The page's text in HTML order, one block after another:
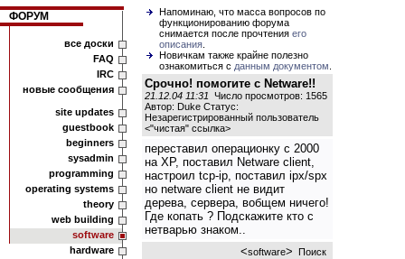
ФОРУМ
все доски
FAQ
IRC
новые сообщения
site updates
guestbook
beginners
sysadmin
programming
operating systems
theory
web building
software
hardware
Напоминаю, что масса вопросов по
функционированию форума
снимается после прочтения его
описания
Новичкам также крайне полезно
ознакомиться с данным документом
Срочно! помогите с Netware!!
21.12.04 11:31 Число просмотров: 1565
Автор: Duke Статус:
Незарегистрированный пользователь
<"чистая" ссылка>
переставил операционку с 2000
на XP, поставил Netware client,
настроил tcp-ip, поставил ipx/spx
но netware client не видит
дерева, сервера, вобщем ничего!
Где копать ? Подскажите кто с
нетварью знаком..
<software> Поиск